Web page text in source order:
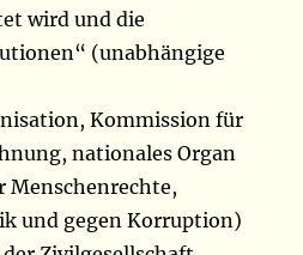
wird und die
(unabhängige
Kommission für
nationales Organ
Menschenrechte,
und gegen Korruption)